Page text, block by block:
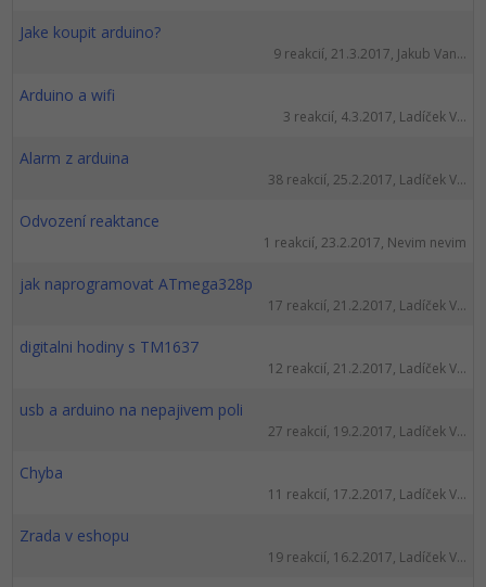
Jake koupit arduino?
9 reakcií, 21.3.2017, Jakub Van...
Arduino a wifi
3 reakcií, 4.3.2017, Ladíček V...
Alarm z arduina
38 reakcií, 25.2.2017, Ladíček V...
Odvození reaktance
1 reakcií, 23.2.2017, Nevim nevim
jak naprogramovat ATmega328p
17 reakcií, 21.2.2017, Ladíček V...
digitalni hodiny s TM1637
12 reakcií, 21.2.2017, Ladíček V...
usb a arduino na nepajivem poli
27 reakcií, 19.2.2017, Ladíček V...
Chyba
11 reakcií, 17.2.2017, Ladíček V...
Zrada v eshopu
19 reakcií, 16.2.2017, Ladíček V...